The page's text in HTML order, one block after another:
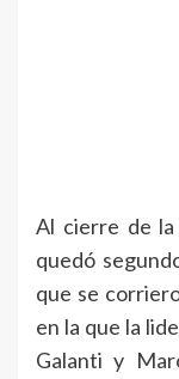
Al cierre de la
quedó
que se
en la que la
Galanti y